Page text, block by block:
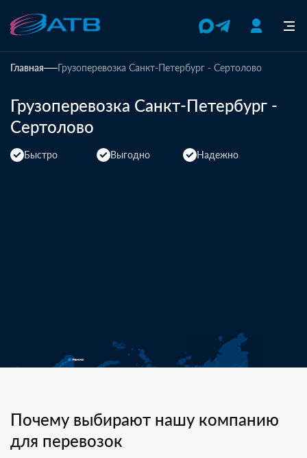
Главная Грузоперевозка Санкт-Петербург - Сертолово
Грузоперевозка Санкт-Петербург -
Сертолово
Быстро Выгодно Надежно
Почему выбирают нашу компанию
для перевозок